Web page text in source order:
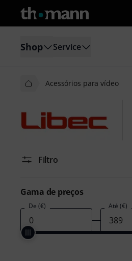
Shop Service
Acessórios para vídeo
Filtro
Gama de preços
De (€) Até (€)